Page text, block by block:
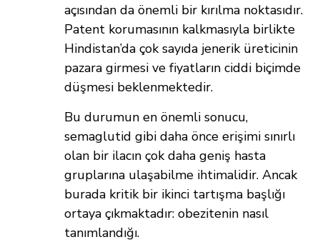
açısından da önemli bir kırılma noktasıdır.
Patent korumasının kalkmasıyla birlikte
Hindistan’da çok sayıda jenerik üreticinin
pazara girmesi ve fiyatların ciddi biçimde
düşmesi beklenmektedir.
Bu durumun en önemli sonucu,
semaglutid gibi daha önce erişimi sınırlı
olan bir ilacın çok daha geniş hasta
gruplarına ulaşabilme ihtimalidir. Ancak
burada kritik bir ikinci tartışma başlığı
ortaya çıkmaktadır: obezitenin nasıl
tanımlandığı.